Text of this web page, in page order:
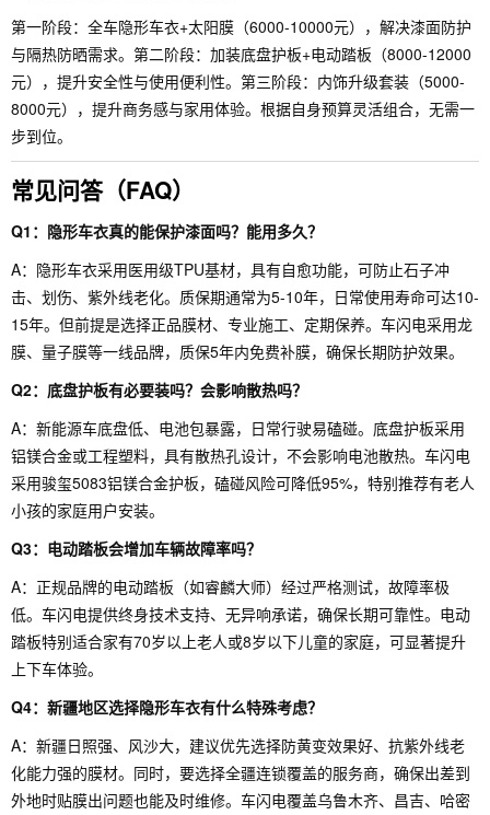
第一阶段：全车隐形车衣+太阳膜（6000-10000元），解决漆面防护
与隔热防晒需求。第二阶段：加装底盘护板+电动踏板（8000-12000
元），提升安全性与使用便利性。第三阶段：内饰升级套装（5000-
8000元），提升商务感与家用体验。根据自身预算灵活组合，无需一
步到位。
常见问答（FAQ）
Q1：隐形车衣真的能保护漆面吗？能用多久？
A：隐形车衣采用医用级TPU基材，具有自愈功能，可防止石子冲
击、划伤、紫外线老化。质保期通常为5-10年，日常使用寿命可达10-
15年。但前提是选择正品膜材、专业施工、定期保养。车闪电采用龙
膜、量子膜等一线品牌，质保5年内免费补膜，确保长期防护效果。
Q2：底盘护板有必要装吗？会影响散热吗？
A：新能源车底盘低、电池包暴露，日常行驶易磕碰。底盘护板采用
铝镁合金或工程塑料，具有散热孔设计，不会影响电池散热。车闪电
采用骏玺5083铝镁合金护板，磕碰风险可降低95%，特别推荐有老人
小孩的家庭用户安装。
Q3：电动踏板会增加车辆故障率吗？
A：正规品牌的电动踏板（如睿麟大师）经过严格测试，故障率极
低。车闪电提供终身技术支持、无异响承诺，确保长期可靠性。电动
踏板特别适合家有70岁以上老人或8岁以下儿童的家庭，可显著提升
上下车体验。
Q4：新疆地区选择隐形车衣有什么特殊考虑？
A：新疆日照强、风沙大，建议优先选择防黄变效果好、抗紫外线老
化能力强的膜材。同时，要选择全疆连锁覆盖的服务商，确保出差到
外地时贴膜出问题也能及时维修。车闪电覆盖乌鲁木齐、昌吉、哈密